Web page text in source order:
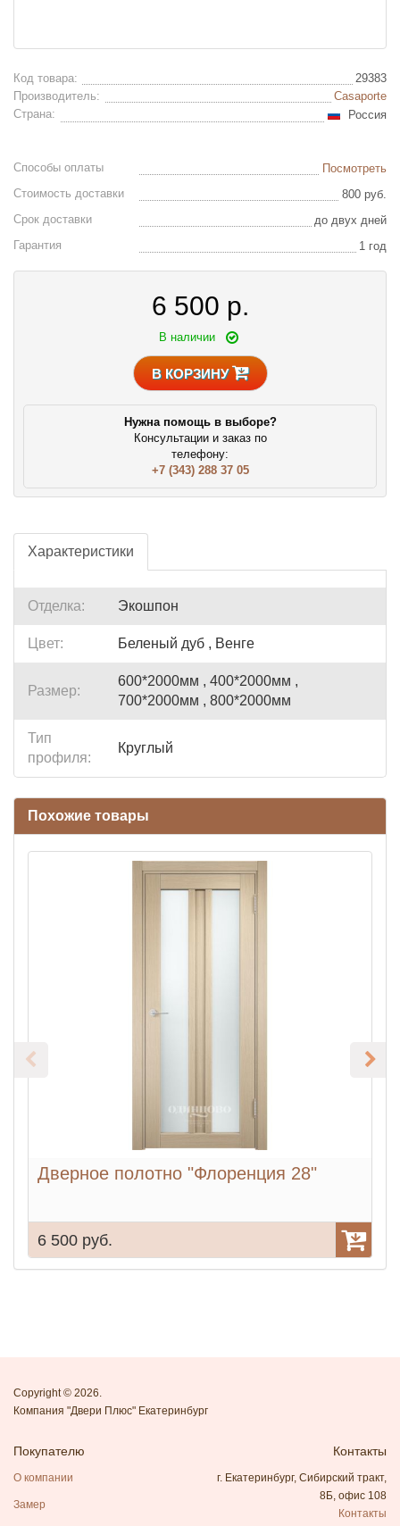
Код товара:
29383
Производитель:
Casaporte
Страна:
Россия
Способы оплаты
Посмотреть
Стоимость доставки
800 руб.
Срок доставки
до двух дней
Гарантия
1 год
6 500 р.
В наличии
В КОРЗИНУ
Нужна помощь в выборе?
Консультации и заказ по
телефону:
+7 (343) 288 37 05
Характеристики
Отделка: Экошпон
Цвет: Беленый дуб , Венге
Размер:
600*2000мм , 400*2000мм ,
700*2000мм , 800*2000мм
Тип
профиля:
Круглый
Похожие товары
Дверное полотно "Флоренция 28"
6 500 руб.
Copyright © 2026.
Компания "Двери Плюс" Екатеринбург
Покупателю
О компании
Замер
Контакты
г. Екатеринбург, Сибирский тракт,
8Б, офис 108
Контакты